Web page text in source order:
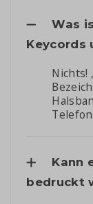
Was
Keycords
Nichts!
Kann
bedruckt